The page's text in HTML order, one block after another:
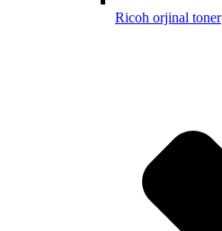
Ricoh orjinal toner